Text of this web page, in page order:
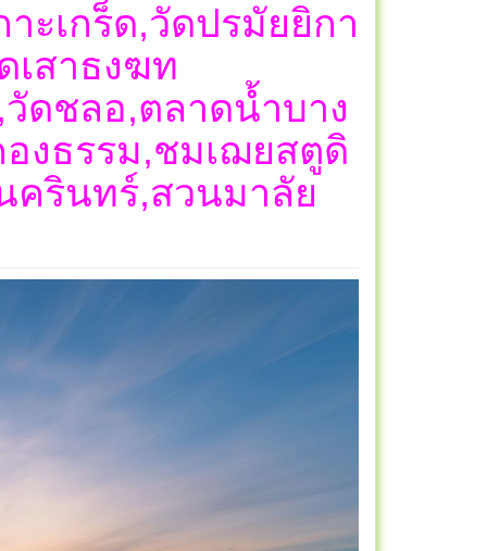
าะเกร็ด,วัดปรมัยยิกา
สาธงฆท
วัดชลอ,ตลาดน้ำบาง
งธรรม,ชมเฌยสตูดิ
ครินทร์,สวนมาลัย